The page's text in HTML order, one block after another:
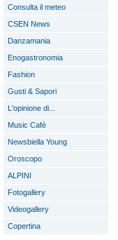
Consulta il meteo
CSEN News
Danzamania
Enogastronomia
Fashion
Gusti & Sapori
L'opinione di...
Music Cafè
Newsbiella Young
Oroscopo
ALPINI
Fotogallery
Videogallery
Copertina